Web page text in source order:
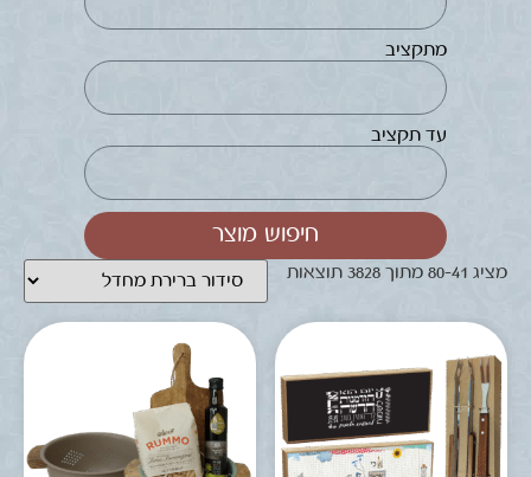
מתקציב
עד תקציב
חיפוש מוצר
מציג 41–80 מתוך 3828 תוצאות